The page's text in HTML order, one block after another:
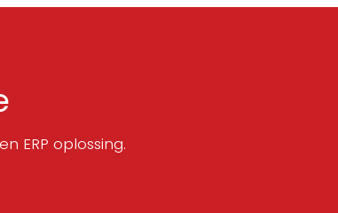
ERP oplossing.